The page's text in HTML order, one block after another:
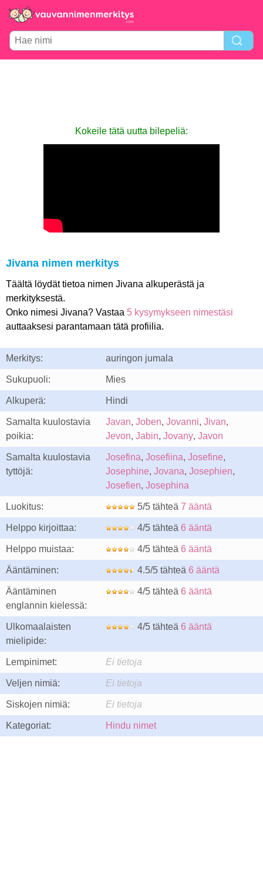
Kokeile tätä uutta bilepeliä:
Jivana nimen merkitys
Täältä löydät tietoa nimen Jivana alkuperästä ja
merkityksestä.
Onko nimesi Jivana? Vastaa 5 kysymykseen nimestäsi
auttaaksesi parantamaan tätä profiilia.
Merkitys: auringon jumala
Sukupuoli: Mies
Alkuperä: Hindi
Samalta kuulostavia
poikia:
Javan, Joben, Jovanni, Jivan,
Jevon, Jabin, Jovany, Javon
Samalta kuulostavia
tyttöjä:
Josefina, Josefiina, Josefine,
Josephine, Jovana, Josephien,
Josefien, Josephina
Luokitus: 5/5 tähteä 7 ääntä
Helppo kirjoittaa: 4/5 tähteä 6 ääntä
Helppo muistaa: 4/5 tähteä 6 ääntä
Ääntäminen: 4.5/5 tähteä 6 ääntä
Ääntäminen
englannin kielessä:
4/5 tähteä 6 ääntä
Ulkomaalaisten
mielipide:
4/5 tähteä 6 ääntä
Lempinimet: Ei tietoja
Veljen nimiä: Ei tietoja
Siskojen nimiä: Ei tietoja
Kategoriat: Hindu nimet